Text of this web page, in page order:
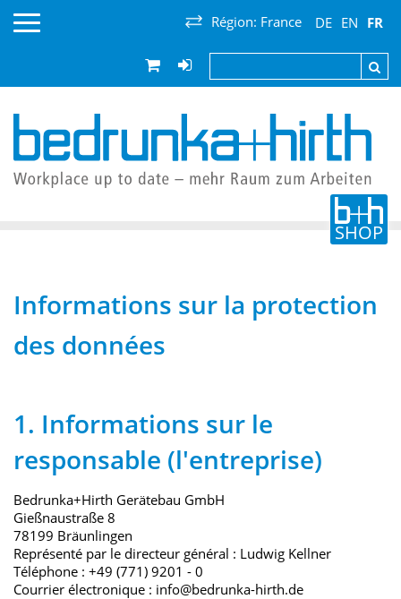
DE EN FR
Région: France
Autriche Belgique
SHOP
Informations sur la protection
des données
1. Informations sur le
responsable (l'entreprise)
Bedrunka+Hirth Gerätebau GmbH
Gießnaustraße 8
78199 Bräunlingen
Représenté par le directeur général : Ludwig Kellner
Téléphone : +49 (771) 9201 - 0
Courrier électronique : info@bedrunka-hirth.de